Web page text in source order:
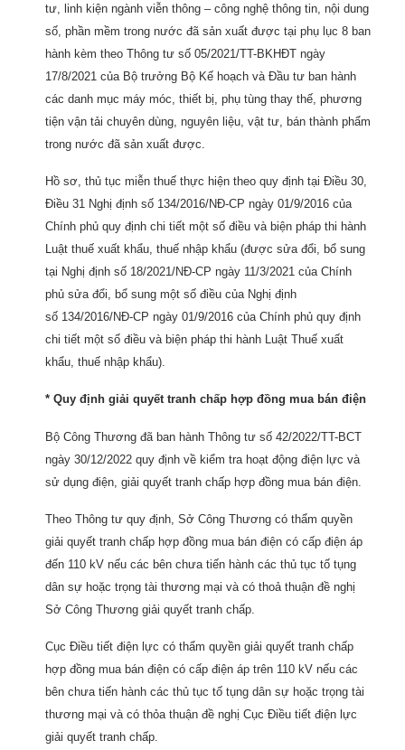
tư, linh kiện ngành viễn thông – công nghệ thông tin, nội dung
số, phần mềm trong nước đã sản xuất được tại phụ lục 8 ban
hành kèm theo Thông tư số 05/2021/TT-BKHĐT ngày
17/8/2021 của Bộ trưởng Bộ Kế hoạch và Đầu tư ban hành
các danh mục máy móc, thiết bị, phụ tùng thay thế, phương
tiện vận tải chuyên dùng, nguyên liệu, vật tư, bán thành phẩm
trong nước đã sản xuất được.
Hồ sơ, thủ tục miễn thuế thực hiện theo quy định tại Điều 30,
Điều 31 Nghị định số 134/2016/NĐ-CP ngày 01/9/2016 của
Chính phủ quy định chi tiết một số điều và biện pháp thi hành
Luật thuế xuất khẩu, thuế nhập khẩu (được sửa đổi, bổ sung
tại Nghị định số 18/2021/NĐ-CP ngày 11/3/2021 của Chính
phủ sửa đổi, bổ sung một số điều của Nghị định
số 134/2016/NĐ-CP ngày 01/9/2016 của Chính phủ quy định
chi tiết một số điều và biện pháp thi hành Luật Thuế xuất
khẩu, thuế nhập khẩu).
* Quy định giải quyết tranh chấp hợp đồng mua bán điện
Bộ Công Thương đã ban hành Thông tư số 42/2022/TT-BCT
ngày 30/12/2022 quy định về kiểm tra hoạt động điện lực và
sử dụng điện, giải quyết tranh chấp hợp đồng mua bán điện.
Theo Thông tư quy định, Sở Công Thương có thẩm quyền
giải quyết tranh chấp hợp đồng mua bán điện có cấp điện áp
đến 110 kV nếu các bên chưa tiến hành các thủ tục tố tụng
dân sự hoặc trọng tài thương mại và có thoả thuận đề nghị
Sở Công Thương giải quyết tranh chấp.
Cục Điều tiết điện lực có thẩm quyền giải quyết tranh chấp
hợp đồng mua bán điện có cấp điện áp trên 110 kV nếu các
bên chưa tiến hành các thủ tục tố tụng dân sự hoặc trọng tài
thương mại và có thỏa thuận đề nghị Cục Điều tiết điện lực
giải quyết tranh chấp.